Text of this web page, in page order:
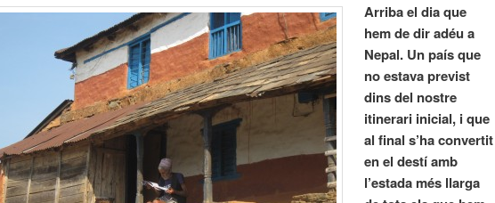
Arriba el dia que
hem de dir adéu a
Nepal. Un país que
no estava previst
dins del nostre
itinerari inicial, i que
al final s’ha convertit
en el destí amb
l’estada més llarga